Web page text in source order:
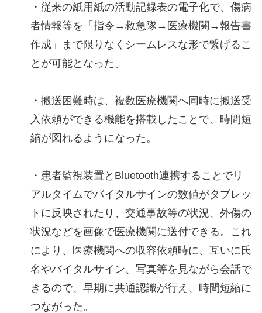
・従来の紙用紙の活動記録表の電子化で、傷病
者情報等を「指令→救急隊→医療機関→報告書
作成」まで限りなくシームレスな形で繋げるこ
とが可能となった。
・搬送困難時は、複数医療機関へ同時に搬送受
入依頼ができる機能を搭載したことで、時間短
縮が図れるようになった。
・患者監視装置とBluetooth連携することでリ
アルタイムでバイタルサインの数値がタブレッ
トに反映されたり、交通事故等の状況、外傷の
状況などを画像で医療機関に送付できる。これ
により、医療機関への収容依頼時に、互いに氏
名やバイタルサイン、写真等を見ながら会話で
きるので、早期に共通認識が行え、時間短縮に
つながった。